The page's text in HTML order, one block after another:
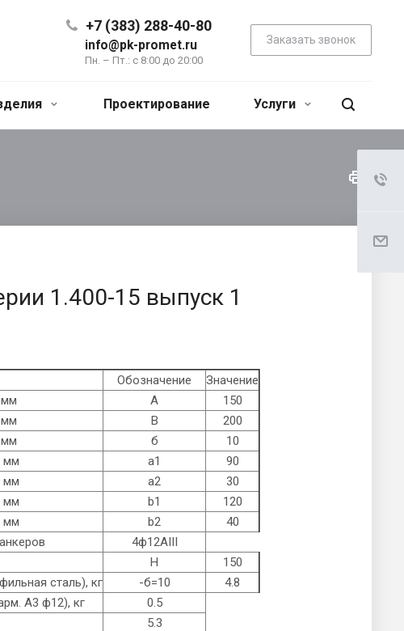
+7 (383) 288-40-80
info@pk-promet.ru
Пн. – Пт.: с 8:00 до 20:00
Заказать звонок
Проектирование Услуги
1.400-15 выпуск 1
Обозначение
Значение
мм
А
150
мм
B
200
мм
б
10
мм
а1
90
мм
а2
30
мм
b1
120
мм
b2
40
4ф12AIII
Н
150
сталь), кг
-б=10
4.8
A3 ф12), кг
0.5
5.3